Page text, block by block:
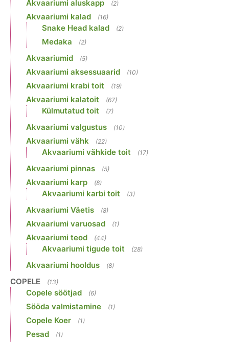
Akvaariumi aluskapp (2)
Akvaariumi kalad (16)
Snake Head kalad (2)
Medaka (2)
Akvaariumid (5)
Akvaariumi aksessuaarid (10)
Akvaariumi krabi toit (19)
Akvaariumi kalatoit (67)
Külmutatud toit (7)
Akvaariumi valgustus (10)
Akvaariumi vähk (22)
Akvaariumi vähkide toit (17)
Akvaariumi pinnas (5)
Akvaariumi karp (8)
Akvaariumi karbi toit (3)
Akvaariumi Väetis (8)
Akvaariumi varuosad (1)
Akvaariumi teod (44)
Akvaariumi tigude toit (28)
Akvaariumi hooldus (8)
COPELE (13)
Copele söötjad (6)
Sööda valmistamine (1)
Copele Koer (1)
Pesad (1)